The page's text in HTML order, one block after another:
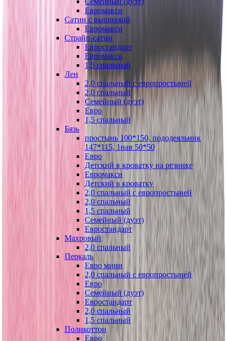
Евромакси
Сатин с вышивкой
Евромакси
Страйп-сатин
Евростандарт
Евромакси
1,5 спальный
Лен
2,0 спальный с европростыней
2,0 спальный
Семейный (дуэт)
Евро
1,5 спальный
Бязь
простынь 100*150, пододеяльник
147*115, 1нав 50*50
Евро
Детский в кроватку на резинке
Евромакси
Детский в кроватку
2,0 спальный с европростыней
2,0 спальный
1,5 спальный
Семейный (дуэт)
Евростандарт
Махровый
2,0 спальный
Перкаль
Евро мини
2,0 спальный с европростыней
Евро
Семейный (дуэт)
Евростандарт
2,0 спальный
1,5 спальный
Поликоттон
Евро